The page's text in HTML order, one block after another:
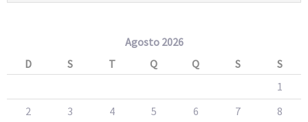
Agosto 2026
D
S T Q Q S
S
1
2
3 4 5 6 7
8